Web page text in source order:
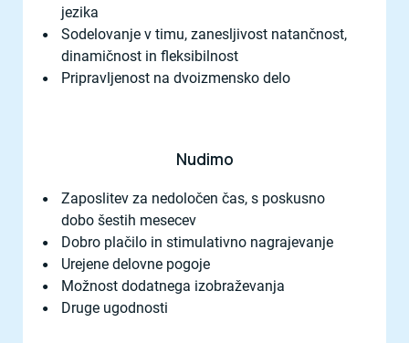
jezika
Sodelovanje v timu, zanesljivost natančnost,
dinamičnost in fleksibilnost
Pripravljenost na dvoizmensko delo
Nudimo
Zaposlitev za nedoločen čas, s poskusno
dobo šestih mesecev
Dobro plačilo in stimulativno nagrajevanje
Urejene delovne pogoje
Možnost dodatnega izobraževanja
Druge ugodnosti